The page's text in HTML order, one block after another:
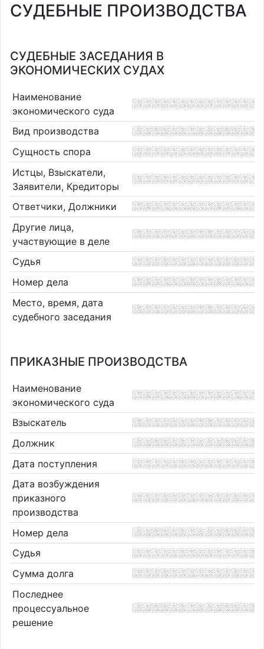
СУДЕБНЫЕ ПРОИЗВОДСТВА
СУДЕБНЫЕ ЗАСЕДАНИЯ В
ЭКОНОМИЧЕСКИХ СУДАХ
Наименование
экономического суда
Вид производства
Сущность спора
Истцы, Взыскатели,
Заявители, Кредиторы
Ответчики, Должники
Другие лица,
участвующие в деле
Судья
Номер дела
Место, время, дата
судебного заседания
ПРИКАЗНЫЕ ПРОИЗВОДСТВА
Наименование
экономического суда
Взыскатель
Должник
Дата поступления
Дата возбуждения
приказного
производства
Номер дела
Судья
Сумма долга
Последнее
процессуальное
решение